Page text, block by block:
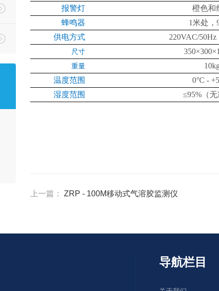
报警灯
橙色和
蜂鸣器
1米处，
供电方式
220VAC/50Hz
尺寸
重量
温度范围
0°C -
湿度范围
≤95% （
上一篇： ZRP - 100M移动式气溶胶监测仪
导航栏目